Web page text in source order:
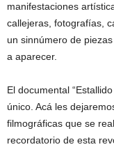
manifestaciones
callejeras, fotografías,
un sinnúmero de
a aparecer.
El documental
único. Acá les
filmográficas que se
recordatorio de esta